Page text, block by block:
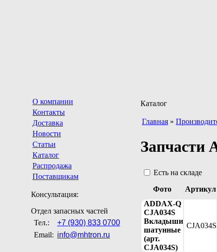
О компании
Контакты
Доставка
Новости
Статьи
Каталог
Распродажа
Поставщикам
Консультация:
Отдел запасных частей
Тел.:
+7 (930) 833 0700
Email: info@mhtron.ru
Каталог
Главная »
Запчасти
Есть на складе
Фото
Артикул
ADDAX-Q
CJA034S
Вкладыши
шатунные
(арт.
CJA034S)
CJA034S